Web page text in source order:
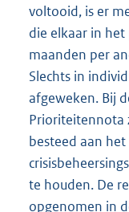
voltooid, is er
die elkaar in
maanden per
Slechts in
afgeweken. Bij
Prioriteitennota
besteed aan
te houden. De
opgenomen in